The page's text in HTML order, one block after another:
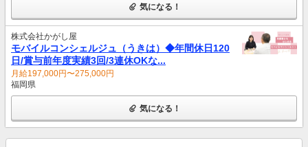
気になる！
株式会社かがし屋
モバイルコンシェルジュ（うきは）◆年間休日120
日/賞与前年度実績3回/3連休OKな...
月給197,000円〜275,000円
福岡県
気になる！